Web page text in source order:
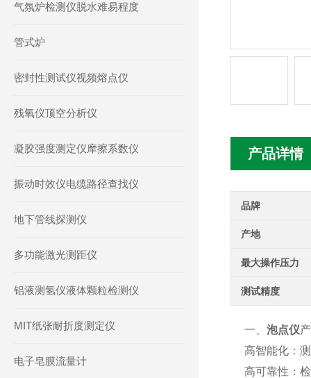
产品详情
品牌
产地
最大操作压力
测试精度
一、 泡点仪
高智能化：
高可靠性：
气氛炉检测仪脱水难易程度
管式炉
密封性测试仪视频熔点仪
残氧仪顶空分析仪
凝胶强度测定仪摩擦系数仪
振动时效仪电缆路径查找仪
地下管线探测仪
多功能激光测距仪
铝液测氢仪液体颗粒检测仪
MIT纸张耐折度测定仪
电子皂膜流量计